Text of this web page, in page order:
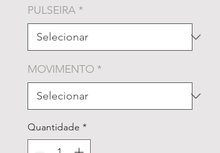
PULSEIRA *
MOVIMENTO *
Quantidade *